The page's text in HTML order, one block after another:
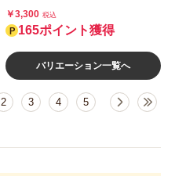
￥3,300 税込
165ポイント獲得
バリエーション一覧へ
2 3 4 5